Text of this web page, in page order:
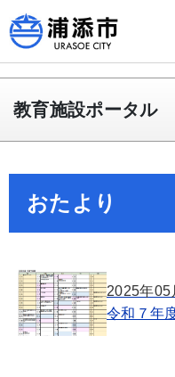
教育施設ポータル
おたより
2025年05
令和７年